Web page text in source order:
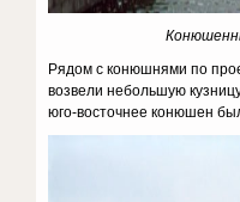
Рядом с конюшнями по
возвели небольшую
юго-восточнее конюшен